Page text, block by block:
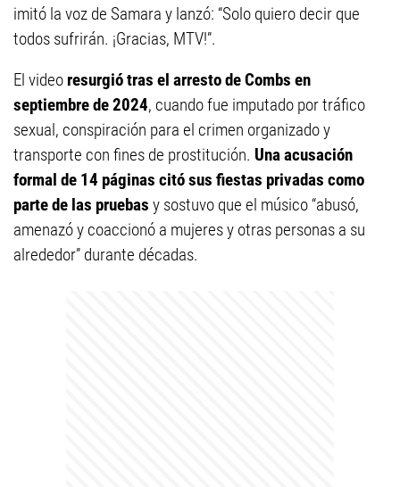
imitó la voz de Samara y lanzó: “Solo quiero decir que
todos sufrirán. ¡Gracias, MTV!”.
El video resurgió tras el arresto de Combs en
septiembre de 2024, cuando fue imputado por tráfico
sexual, conspiración para el crimen organizado y
transporte con fines de prostitución. Una acusación
formal de 14 páginas citó sus fiestas privadas como
parte de las pruebas y sostuvo que el músico “abusó,
amenazó y coaccionó a mujeres y otras personas a su
alrededor” durante décadas.